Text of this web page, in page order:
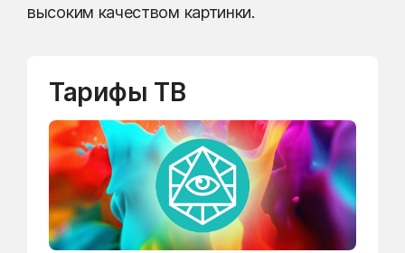
высоким качеством картинки.
Тарифы ТВ